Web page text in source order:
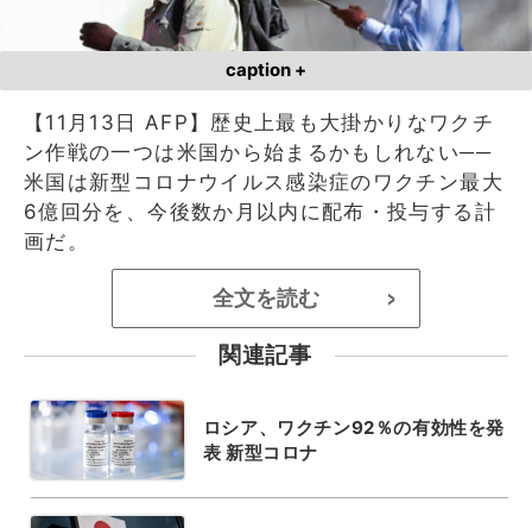
caption +
【11月13日 AFP】歴史上最も大掛かりなワクチ
ン作戦の一つは米国から始まるかもしれない──
米国は新型コロナウイルス感染症のワクチン最大
6億回分を、今後数か月以内に配布・投与する計
画だ。
全文を読む >
関連記事
ロシア、ワクチン92％の有効性を発
表 新型コロナ